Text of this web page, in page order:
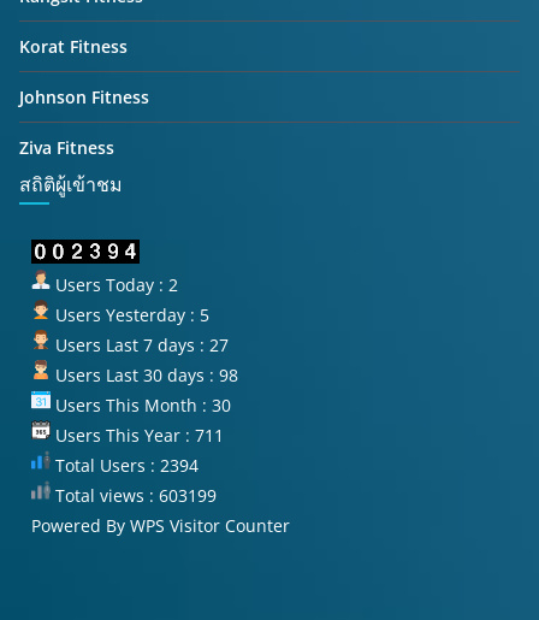
Korat Fitness
Johnson Fitness
Ziva Fitness
สถิติผู้เข้าชม
Users Today : 2
Users Yesterday : 5
Users Last 7 days : 27
Users Last 30 days : 98
Users This Month : 30
Users This Year : 711
Total Users : 2394
Total views : 603199
Powered By WPS Visitor Counter